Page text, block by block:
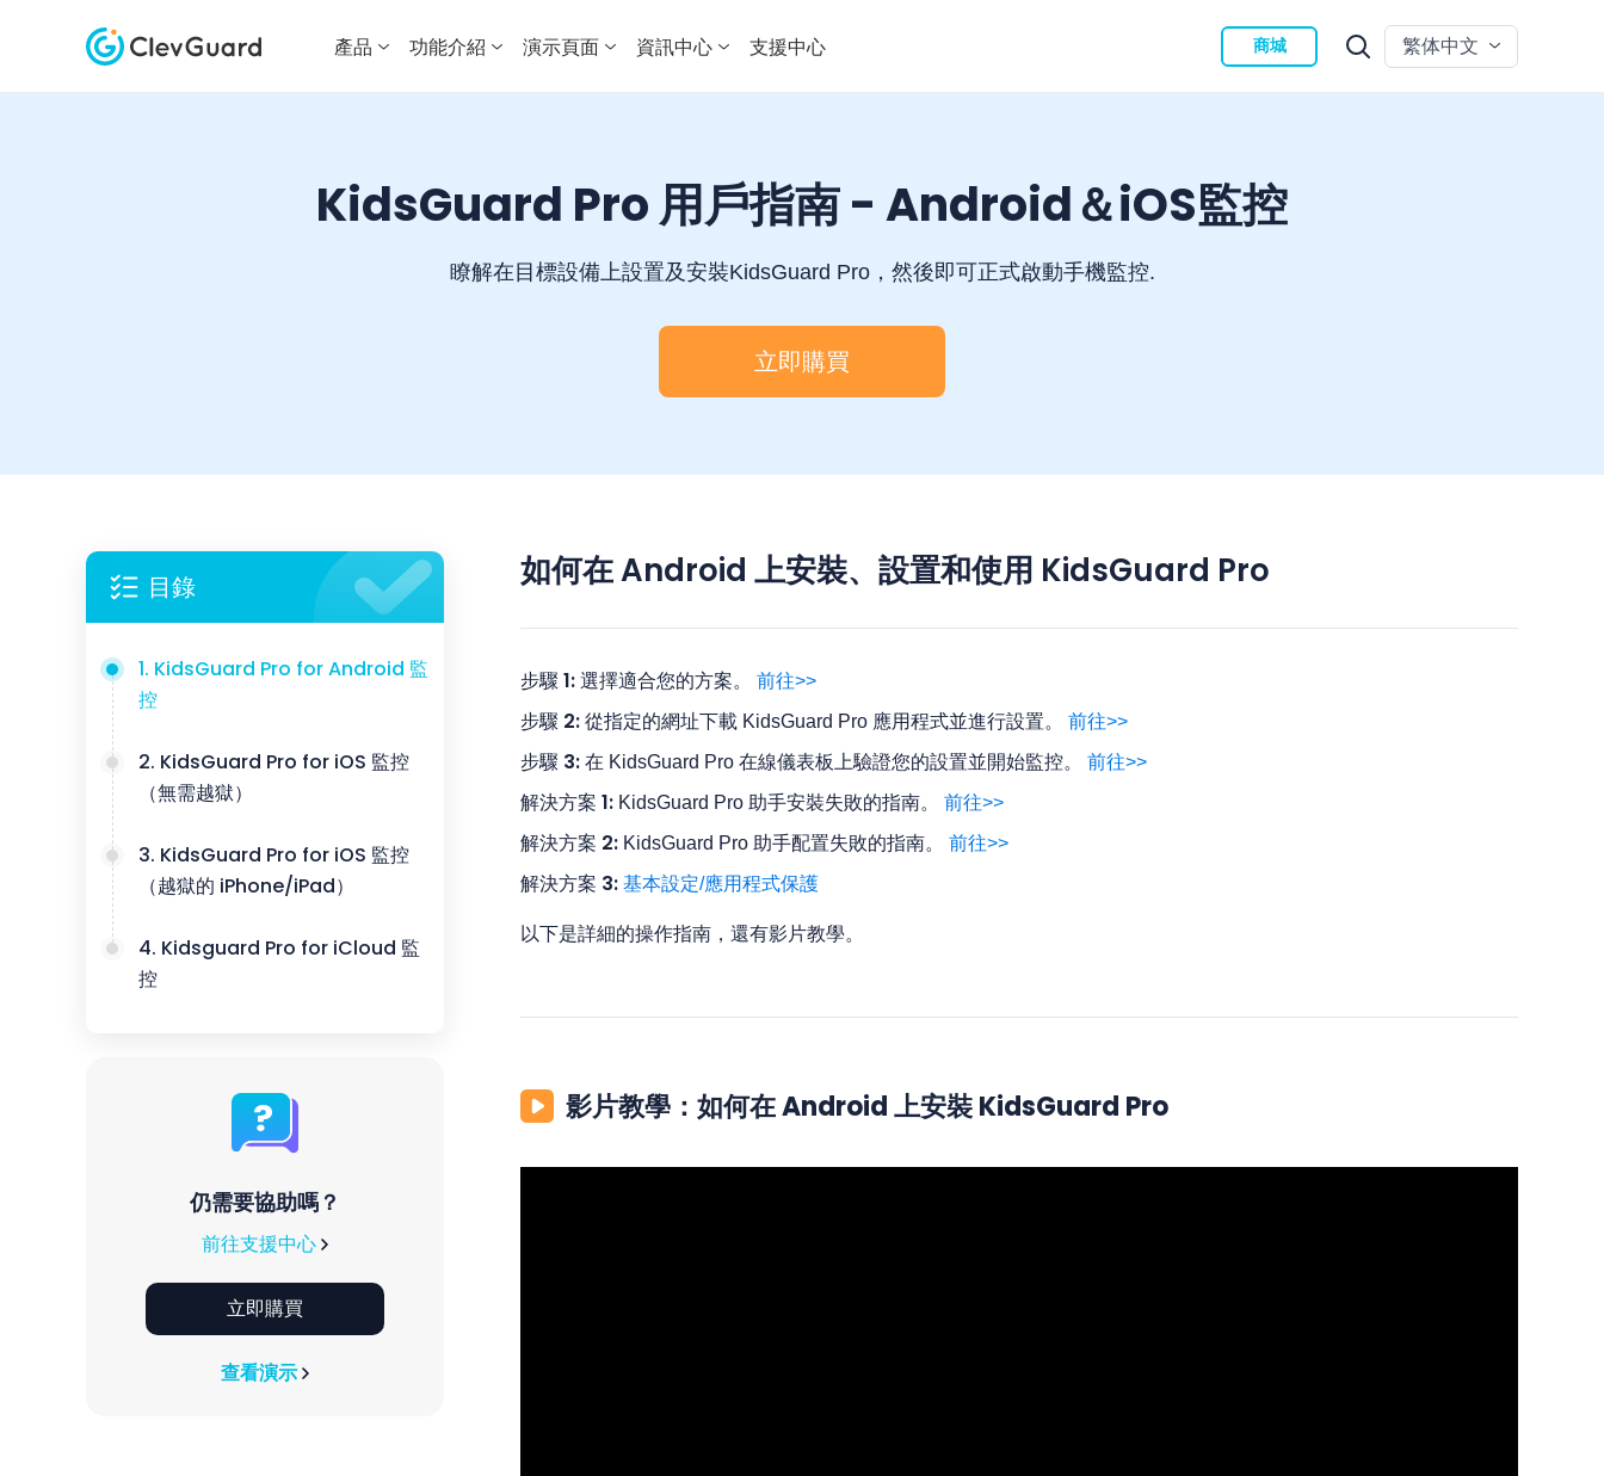
產品 功能介紹 演示頁面 資訊中心 支援中心 商城 繁体中文
KidsGuard Pro 用戶指南 - Android＆iOS監控
瞭解在目標設備上設置及安裝KidsGuard Pro，然後即可正式啟動手機監控.
立即購買
目錄
1. KidsGuard Pro for Android 監
控
2. KidsGuard Pro for iOS 監控
（無需越獄）
3. KidsGuard Pro for iOS 監控
（越獄的 iPhone/iPad）
4. Kidsguard Pro for iCloud 監
控
仍需要協助嗎？
前往支援中心
立即購買
查看演示
如何在 Android 上安裝、設置和使用 KidsGuard Pro
步驟 1: 選擇適合您的方案。 前往>>
步驟 2: 從指定的網址下載 KidsGuard Pro 應用程式並進行設置。 前往>>
步驟 3: 在 KidsGuard Pro 在線儀表板上驗證您的設置並開始監控。 前往>>
解決方案 1: KidsGuard Pro 助手安裝失敗的指南。 前往>>
解決方案 2: KidsGuard Pro 助手配置失敗的指南。 前往>>
解決方案 3: 基本設定/應用程式保護
以下是詳細的操作指南，還有影片教學。
影片教學：如何在 Android 上安裝 KidsGuard Pro